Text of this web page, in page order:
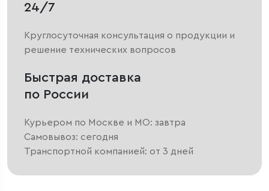
24/7
Круглосуточная консультация о продукции и
решение технических вопросов
Быстрая доставка
по России
Курьером по Москве и МО: завтра
Самовывоз: сегодня
Транспортной компанией: от 3 дней